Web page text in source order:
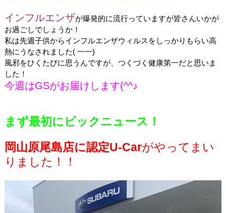
インフルエンザが爆発的に流行っていますが皆さんいかが
お過ごしでしょうか！
私は先週子供からインフルエンザウィルスをしっかりもらい高
熱にうなされました( 一一)
風邪をひくたびに思うんですが、つくづく健康第一だと思いま
した！
今週はGSがお届けします(^^♪
まず最初にビックニュース！
岡山原尾島店に認定U-Carがやってまい
りました！！